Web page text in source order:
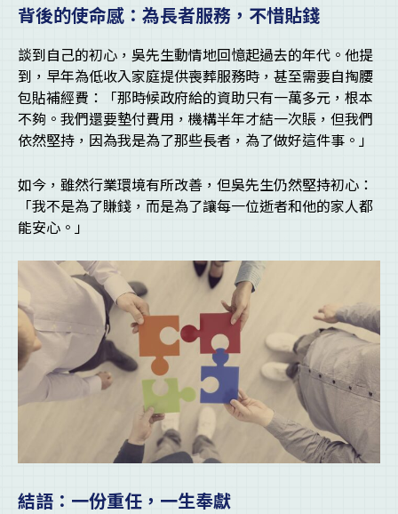
背後的使命感：為長者服務，不惜貼錢
談到自己的初心，吳先生動情地回憶起過去的年代。他提
到，早年為低收入家庭提供喪葬服務時，甚至需要自掏腰
包貼補經費：「那時候政府給的資助只有一萬多元，根本
不夠。我們還要墊付費用，機構半年才結一次賬，但我們
依然堅持，因為我是為了那些長者，為了做好這件事。」
如今，雖然行業環境有所改善，但吳先生仍然堅持初心：
「我不是為了賺錢，而是為了讓每一位逝者和他的家人都
能安心。」
結語：一份重任，一生奉獻